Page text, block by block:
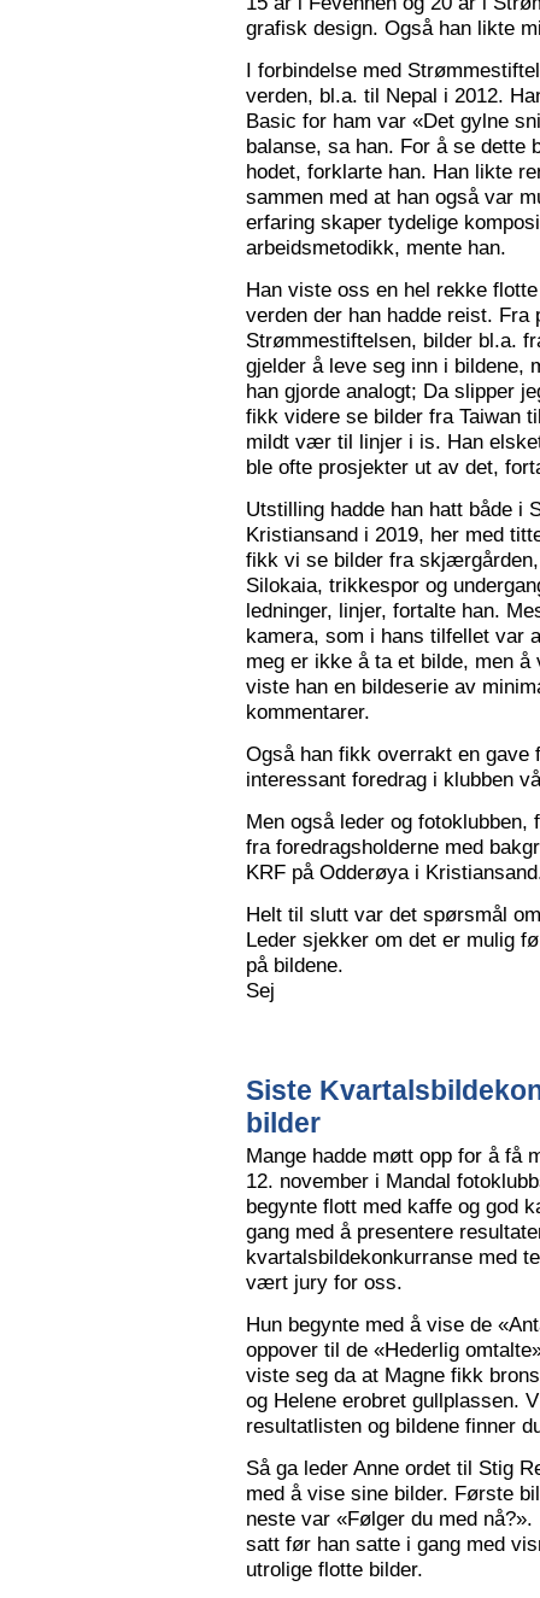
grafisk design. Også han likte
I forbindelse med
verden, bl.a. til Nepal i 2012.
Basic for ham var «Det gylne
balanse, sa han. For å se dette
hodet, forklarte han. Han likte
sammen med at han også var
erfaring skaper tydelige
arbeidsmetodikk, mente han.
Han viste oss en hel rekke
verden der han hadde reist. Fra
Strømmestiftelsen, bilder bl.a.
gjelder å leve seg inn i bildene,
han gjorde analogt; Da slipper
fikk videre se bilder fra Taiwan
mildt vær til linjer i is. Han
ble ofte prosjekter ut av det,
Utstilling hadde han hatt både i
Kristiansand i 2019, her med
fikk vi se bilder fra
Silokaia, trikkespor og
ledninger, linjer, fortalte han.
kamera, som i hans tilfellet var
meg er ikke å ta et bilde, men
viste han en bildeserie av
kommentarer.
Også han fikk overrakt en gave
interessant foredrag i klubben
Men også leder og
fra foredragsholderne med
KRF på Odderøya i
Helt til slutt var det spørsmål
Leder sjekker om det er mulig
på bildene.
Sej
Siste
bilder
Mange hadde møtt opp for å få
12. november i Mandal
begynte flott med kaffe og god
gang med å presentere
kvartalsbildekonkurranse med
vært jury for oss.
Hun begynte med å vise de
oppover til de «Hederlig
viste seg da at Magne fikk
og Helene erobret gullplassen.
resultatlisten og bildene finner
Så ga leder Anne ordet til Stig
med å vise sine bilder. Første
neste var «Følger du med
satt før han satte i gang med
utrolige flotte bilder.